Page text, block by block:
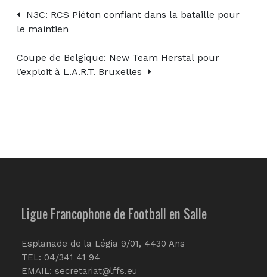
N3C: RCS Piéton confiant dans la bataille pour
le maintien
Coupe de Belgique: New Team Herstal pour
l’exploit à L.A.R.T. Bruxelles
Ligue Francophone de Football en Salle
Esplanade de la Légia 9/01, 4430 Ans
TEL: 04/341 41 94
EMAIL: secretariat@lffs.eu